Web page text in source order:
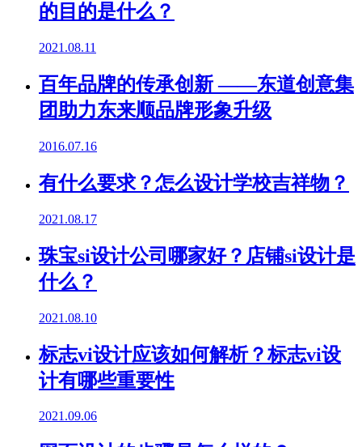
的目的是什么？
2021.08.11
百年品牌的传承创新 ——东道创意集
团助力东来顺品牌形象升级
2016.07.16
有什么要求？怎么设计学校吉祥物？
2021.08.17
珠宝si设计公司哪家好？店铺si设计是
什么？
2021.08.10
标志vi设计应该如何解析？标志vi设
计有哪些重要性
2021.09.06